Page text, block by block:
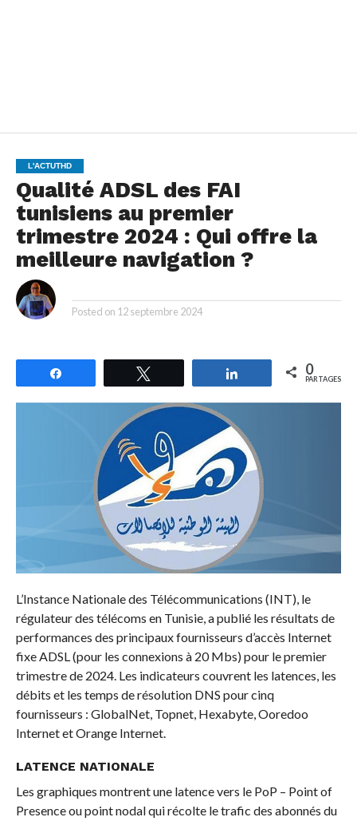
L'ACTUTHD
Qualité ADSL des FAI
tunisiens au premier
trimestre 2024 : Qui offre la
meilleure navigation ?
Posted on 12 septembre 2024
Partagez 0
PARTAGES
L’Instance Nationale des Télécommunications (INT), le
régulateur des télécoms en Tunisie, a publié les résultats de
performances des principaux fournisseurs d’accès Internet
fixe ADSL (pour les connexions à 20 Mbs) pour le premier
trimestre de 2024. Les indicateurs couvrent les latences, les
débits et les temps de résolution DNS pour cinq
fournisseurs : GlobalNet, Topnet, Hexabyte, Ooredoo
Internet et Orange Internet.
LATENCE NATIONALE
Les graphiques montrent une latence vers le PoP – Point of
Presence ou point nodal qui récolte le trafic des abonnés du